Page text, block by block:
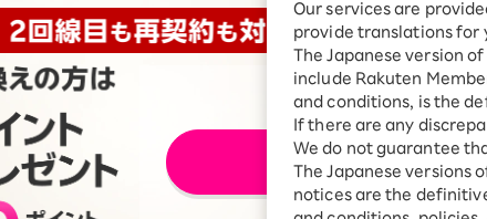
eSIM
デュアルSIM
ご利用製品の対応確認
料金プラン
楽天ひかり
料金プラン
楽天でんき
料金プラン
Turbo
・製品購入をする方
ャンペーン
用中の方向けおトク情報
楽天ひかり
なぜ今楽天モバイルなのか
お客様の声
スマホ活用術を学ぶ
Rakuten
楽天ひかり
楽天でんき
Our services are
provide translations for
The Japanese version
include Rakuten
and conditions, is the
If there are any
We do not guarantee
The Japanese versions
notices are the
エントリーす
年11月19日より1回線につき3,500円（税込3,850円、開通翌々月に確定）。「累
8日以降に契約されたすべての回線（解約済みの回線も含む）の合計数を指します